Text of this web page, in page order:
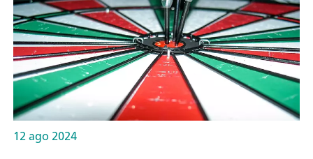
12 ago 2024